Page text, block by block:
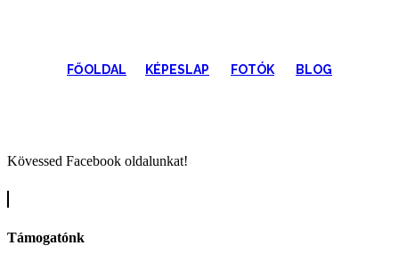
FŐOLDAL KÉPESLAP FOTÓK BLOG
Kövessed Facebook oldalunkat!
Támogatónk